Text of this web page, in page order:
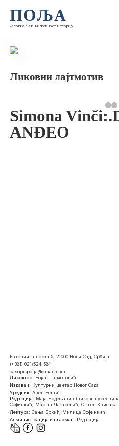
ПОЉА
часопис за књижевност и теорију
Ликовни лајтмотив
Simona
ANĐEO
Католичка порта 5, 21000 Нови Сад, Србија
(+381) 021/524-584
casopispolja@gmail.com
Директор: Бојан Панаотовић
Издавач: Културни центар Новог Сада
Уредник: Ален Бешић
Редакција: Маја Ердељанин (ликовна
Софинкић, Марјан Чакаревић, Огњен Клисара
Лектура: Сања Бркић, Милица Софинкић
Администрација и пласман: Редакција